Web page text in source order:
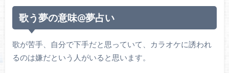
歌う夢の意味@夢占い
歌が苦手、自分で下手だと思っていて、カラオケに誘われ
るのは嫌だという人がいると思います。